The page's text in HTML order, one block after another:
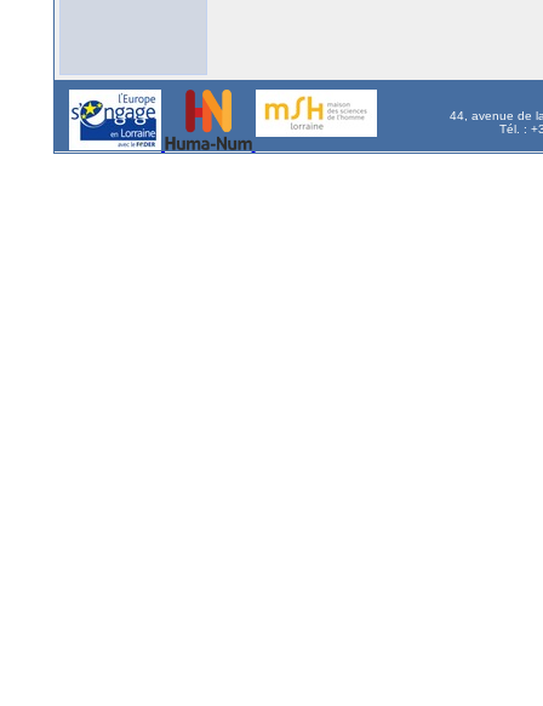
44, avenue de
Tél. :